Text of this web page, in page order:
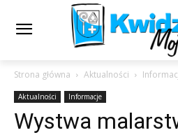
Strona główna Aktualności
Aktualności Informacje
Wystwa